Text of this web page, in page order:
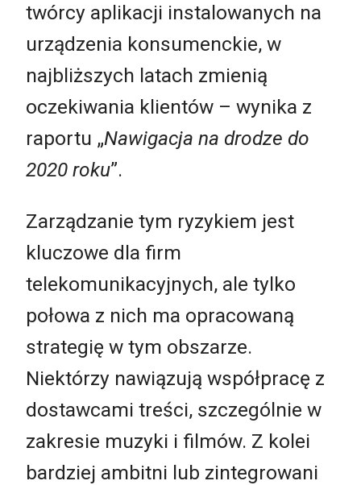
twórcy aplikacji instalowanych na
urządzenia konsumenckie, w
najbliższych latach zmienią
oczekiwania klientów – wynika z
raportu „Nawigacja na drodze do
2020 roku”.
Zarządzanie tym ryzykiem jest
kluczowe dla firm
telekomunikacyjnych, ale tylko
połowa z nich ma opracowaną
strategię w tym obszarze.
Niektórzy nawiązują współpracę z
dostawcami treści, szczególnie w
zakresie muzyki i filmów. Z kolei
bardziej ambitni lub zintegrowani